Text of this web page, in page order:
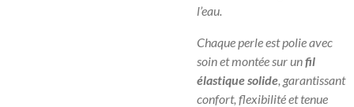
l’eau.
Chaque perle est polie avec
soin et montée sur unfil
élastique solide, garantissant
confort, flexibilité et tenue